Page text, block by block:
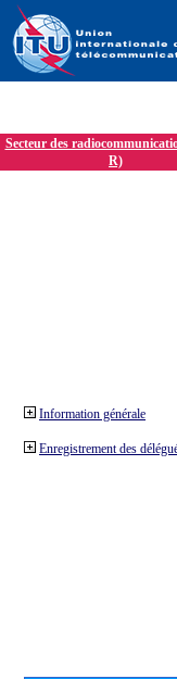
Secteur des
R)
Information générale
Enregistrement des